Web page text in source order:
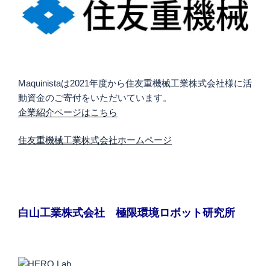
Maquinistaは2021年度から住友重機械工業株式会社様に活
動資金のご寄付をいただいています。
企業紹介ページはこちら
住友重機械工業株式会社ホームページ
白山工業株式会社 極限環境ロボット研究所